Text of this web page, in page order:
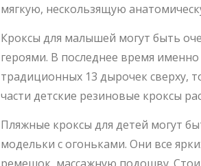
мягкую, нескользящую
Кроксы для малышей могут быть
героями. В последнее время
традиционных 13 дырочек сверху,
части детские резиновые кроксы
Пляжные кроксы для детей могут
модельки с огоньками. Они все